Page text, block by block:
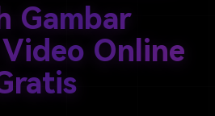
Hubungi Kami
Masuk
dengan AI
Gambar
Online